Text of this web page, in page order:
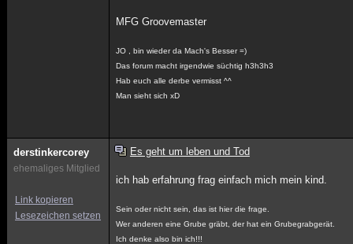
MFG Groovemaster
JO , bin wieder da Mach's Besser =)
Das forum macht irgendwie süchtig h3h3h3
Hab euch alle derbe vermisst ^^
Man sieht sich xD
derstinkercorey
ehemaliges Mitglied
Link kopieren
Lesezeichen setzen
Es geht um leben und Tod
ich hab erfahrung frag einfach mich mein kind.
Sein oder nicht sein, das ist hier die frage.
Wer anderen eine Grube gräbt, der hat ein Grubegrabgerät.
Ich denke also bin ich!!!